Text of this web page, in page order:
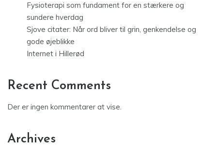
Fysioterapi som fundament for en stærkere og
sundere hverdag
Sjove citater: Når ord bliver til grin, genkendelse og
gode øjeblikke
Internet i Hillerød
Recent Comments
Der er ingen kommentarer at vise.
Archives